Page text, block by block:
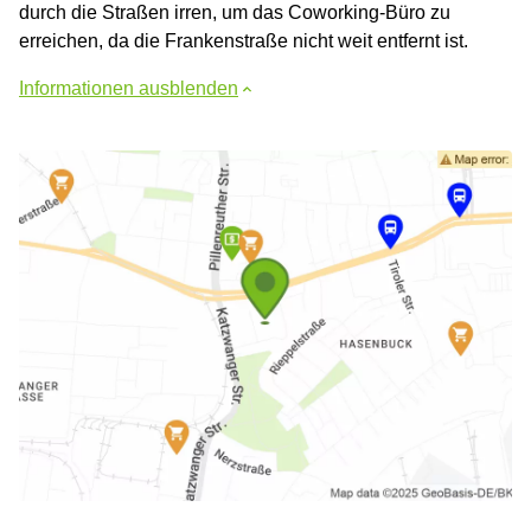
durch die Straßen irren, um das Coworking-Büro zu
erreichen, da die Frankenstraße nicht weit entfernt ist.
Informationen ausblenden